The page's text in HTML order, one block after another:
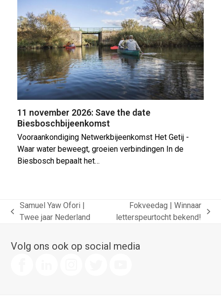
11 november 2026: Save the date
Biesboschbijeenkomst
Vooraankondiging Netwerkbijeenkomst Het Getij -
Waar water beweegt, groeien verbindingen In de
Biesbosch bepaalt het…
previous
Samuel Yaw Ofori |
Twee jaar Nederland
next
Fokveedag | Winnaar
letterspeurtocht bekend!
Volg ons ook op social media